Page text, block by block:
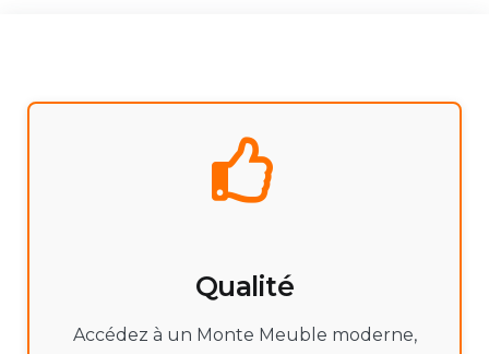
Qualité
Accédez à un Monte Meuble moderne,